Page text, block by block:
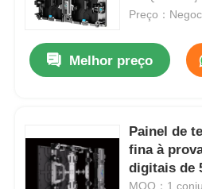
Controle de qualidade
Contacte-nos
Casos
Preço：
Melhor preço
Painel de
fina à
digitais de
4500cd
MOQ：1